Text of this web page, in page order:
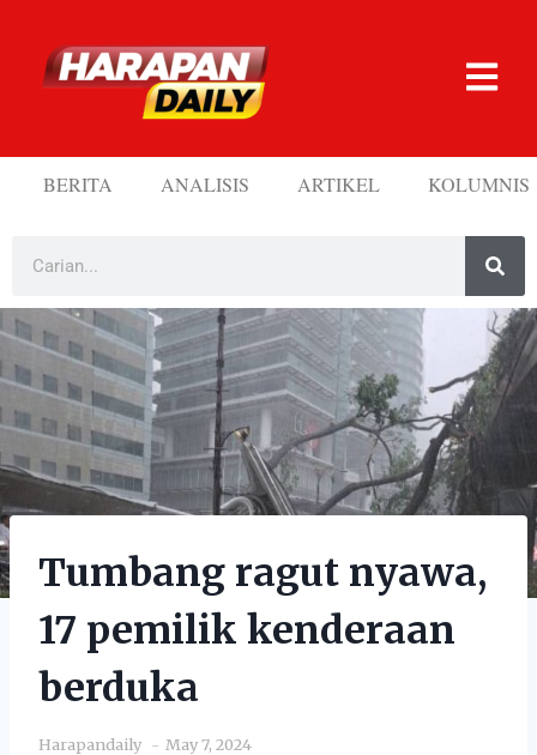
BERITA ANALISIS ARTIKEL KOLUMNIS
Tumbang ragut nyawa,
17 pemilik kenderaan
berduka
Harapandaily May 7, 2024